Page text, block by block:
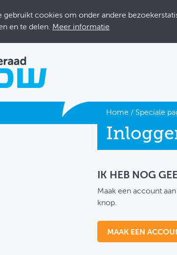
gebruikt cookies om onder andere
en te delen. Meer informatie
Home / Speciale
IK HEB NOG
Maak een account
knop.
MAAK EEN